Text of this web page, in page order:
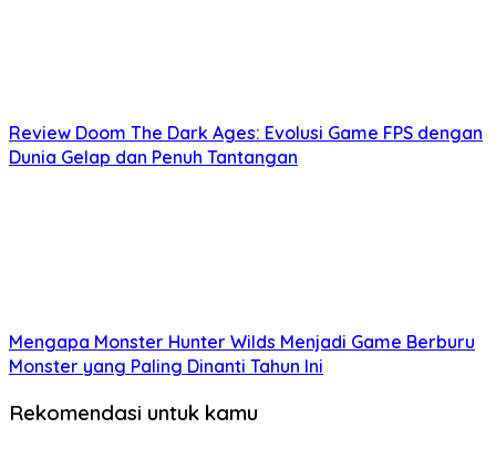
Review Doom The Dark Ages: Evolusi Game FPS dengan
Dunia Gelap dan Penuh Tantangan
Mengapa Monster Hunter Wilds Menjadi Game Berburu
Monster yang Paling Dinanti Tahun Ini
Rekomendasi untuk kamu